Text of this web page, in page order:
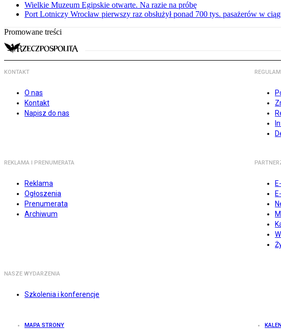
Wielkie Muzeum Egipskie otwarte. Na razie na próbę
Port Lotniczy Wrocław pierwszy raz obsłużył ponad 700 tys. pasażerów w
Promowane treści
KONTAKT
O nas
Kontakt
Napisz do nas
REKLAMA I PRENUMERATA
Reklama
Ogłoszenia
Prenumerata
Archiwum
NASZE WYDARZENIA
Szkolenia i konferencje
MAPA STRONY